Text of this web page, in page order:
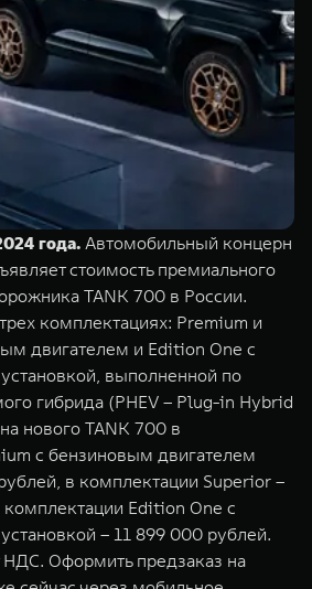
TANK 700
Сила
от 10 199
WEY 05
Эстетика
от 5 699
года. Автомобильный концерн
стоимость премиального
TANK 700 в России.
комплектациях: Premium и
двигателем и Edition One с
выполненной по
гибрида (PHEV – Plug-in Hybrid
нового TANK 700 в
с бензиновым двигателем
в комплектации Superior –
Edition One с
– 11 899 000 рублей.
Оформить предзаказ на